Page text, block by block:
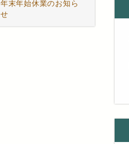
年末年始休業のお知ら
せ